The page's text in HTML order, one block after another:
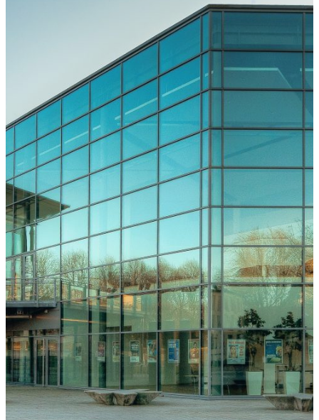
Kongress
2027 in
Freiburg
Downloads
Kongressarchiv
Kongressort
OsnabrückHalle
Hotels
Anreise
mit der
DB